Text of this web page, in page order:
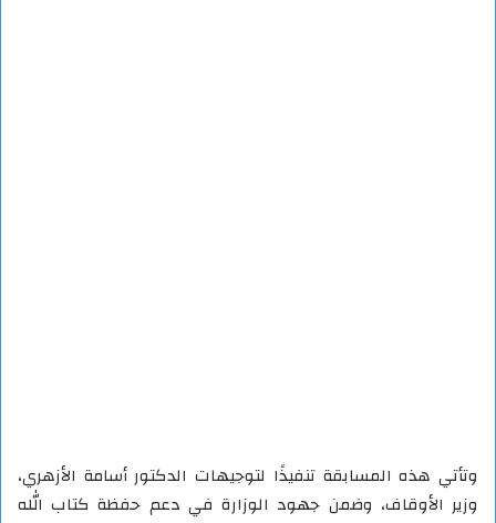
وتأتي هذه المسابقة تنفيذًا لتوجيهات الدكتور أسامة الأزهري،
وزير الأوقاف، وضمن جهود الوزارة في دعم حفظة كتاب الله